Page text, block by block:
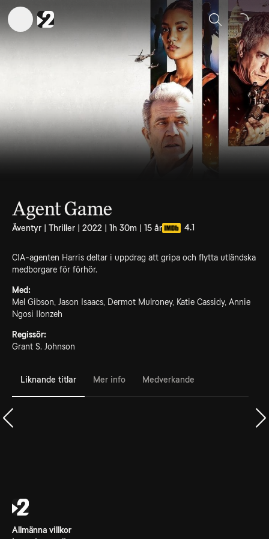
Sök
Agent Game
Äventyr | Thriller | 2022 | 1h 30m | 15 år 4.1
CIA-agenten Harris deltar i uppdrag att gripa och flytta utländska
medborgare för förhör.
Med:
Mel Gibson, Jason Isaacs, Dermot Mulroney, Katie Cassidy, Annie
Ngosi Ilonzeh
Regissör:
Grant S. Johnson
Liknande titlar Mer info Medverkande
Allmänna villkor